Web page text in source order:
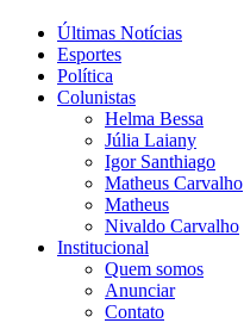
Últimas Notícias
Esportes
Política
Colunistas
Helma Bessa
Júlia Laiany
Igor Santhiago
Matheus Carvalho
Matheus
Nivaldo Carvalho
Institucional
Quem somos
Anunciar
Contato